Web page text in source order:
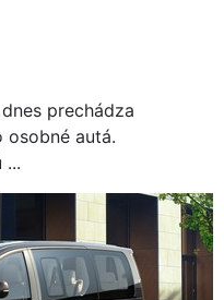
prechádza
autá.
...